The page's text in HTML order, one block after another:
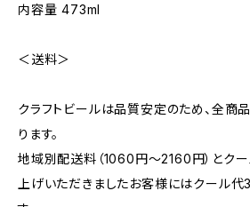
内容量 473ml
＜送料＞
クラフトビールは品質安定のため、全商
ります。
地域別配送料（1060円～2160円）とク
上げいただきましたお客様にはクール代